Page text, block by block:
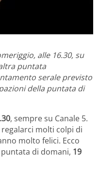
alle 16.30, su
puntata
serale previsto
della puntata di
, sempre su Canale 5.
molti colpi di
molto felici. Ecco
di domani, 19